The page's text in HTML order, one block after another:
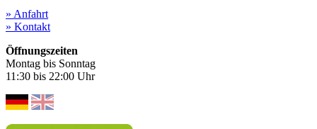
» Anfahrt
» Kontakt
Öffnungszeiten
Montag bis Sonntag
11:30 bis 22:00 Uhr